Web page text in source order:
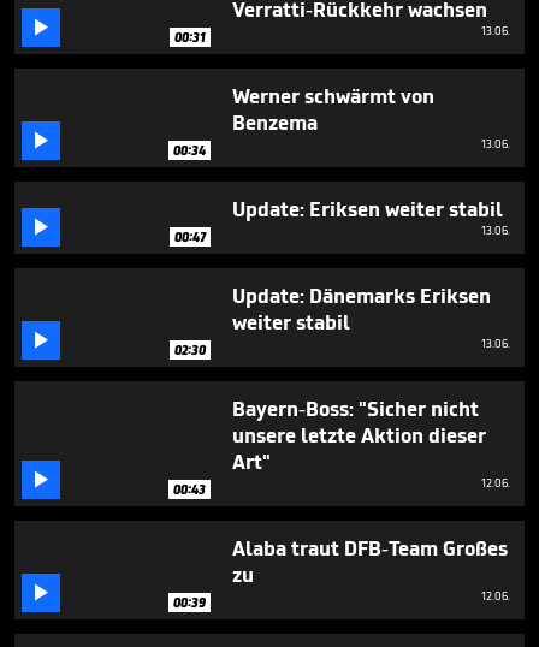
1
minute,
22
seconds
 00:31
Verratti-Rückkehr wachsen
13.06.
 00:34
Werner schwärmt von
Benzema
13.06.
 00:47
Update: Eriksen weiter stabil
13.06.
 02:30
Update: Dänemarks Eriksen
weiter stabil
13.06.
 00:43
Bayern-Boss: "Sicher nicht
unsere letzte Aktion dieser
Art"
12.06.
 00:39
Alaba traut DFB-Team Großes
zu
12.06.